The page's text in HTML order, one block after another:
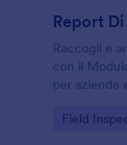
Report
Raccogli e
con il
per aziende
con Jotform.
Go to
Field